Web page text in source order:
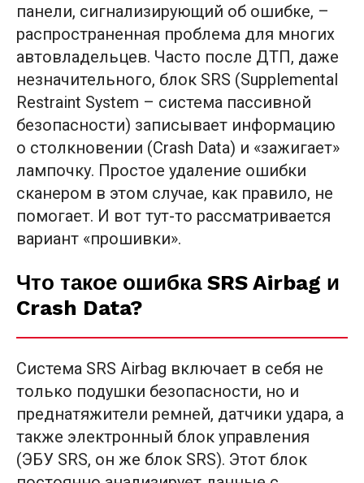
панели, сигнализирующий об ошибке, –
распространенная проблема для многих
автовладельцев. Часто после ДТП, даже
незначительного, блок SRS (Supplemental
Restraint System – система пассивной
безопасности) записывает информацию
о столкновении (Crash Data) и «зажигает»
лампочку. Простое удаление ошибки
сканером в этом случае, как правило, не
помогает. И вот тут-то рассматривается
вариант «прошивки».
Что такое ошибка SRS Airbag и
Crash Data?
Система SRS Airbag включает в себя не
только подушки безопасности, но и
преднатяжители ремней, датчики удара, а
также электронный блок управления
(ЭБУ SRS, он же блок SRS). Этот блок